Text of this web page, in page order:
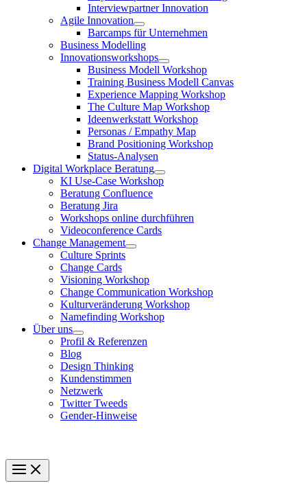
Interviewpartner Innovation
Agile Innovation
Barcamps für Unternehmen
Business Modelling
Innovationsworkshops
Business Modell Workshop
Training Business Modell Canvas
Experience Mapping Workshop
The Culture Map Workshop
Ideenwerkstatt Workshop
Personas / Empathy Map
Brand Positioning Workshop
Status-Analysen
Digital Workplace Beratung
KI Use-Case Workshop
Beratung Confluence
Beratung Jira
Workshops online durchführen
Videoconference Cards
Change Management
Culture Sprints
Change Cards
Visioning Workshop
Change Communication Workshop
Kulturveränderung Workshop
Namefinding Workshop
Über uns
Profil & Referenzen
Blog
Design Thinking
Kundenstimmen
Netzwerk
Twitter Tweeds
Gender-Hinweise